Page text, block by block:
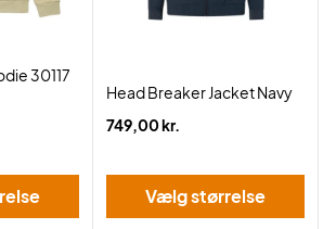
30117
Head Breaker Jacket Navy
749,00 kr.
Vælg størrelse